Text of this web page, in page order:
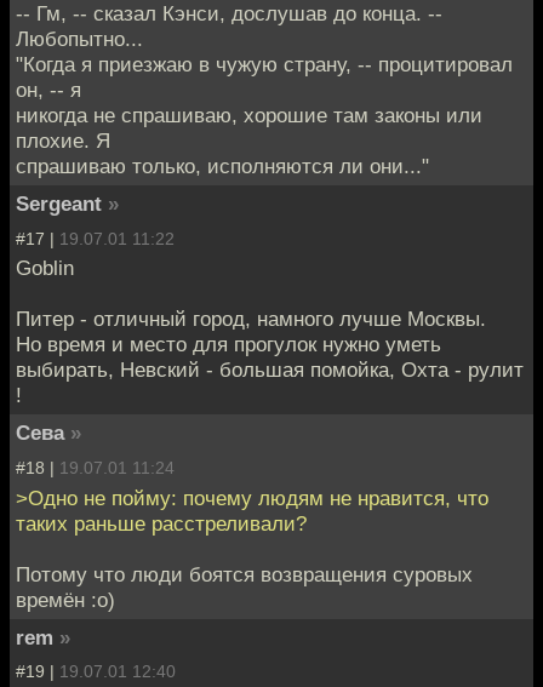
-- Гм, -- сказал Кэнси, дослушав до конца. --
Любопытно...
"Когда я приезжаю в чужую страну, -- процитировал
он, -- я
никогда не спрашиваю, хорошие там законы или
плохие. Я
спрашиваю только, исполняются ли они..."
Sergeant »
#17 | 19.07.01 11:22
Goblin
Питер - отличный город, намного лучше Москвы.
Но время и место для прогулок нужно уметь
выбирать, Невский - большая помойка, Охта - рулит
!
Сева »
#18 | 19.07.01 11:24
>Одно не пойму: почему людям не нравится, что
таких раньше расстреливали?
Потому что люди боятся возвращения суровых
времён :о)
rem »
#19 | 19.07.01 12:40